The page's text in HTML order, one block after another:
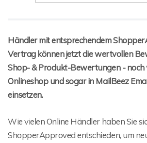
Händler mit entsprechendem
Vertrag können jetzt die wertvollen
Shop- & Produkt-Bewertungen - noch
Onlineshop und sogar in MailBeez
einsetzen.
Wie vielen Online Händler haben Sie
ShopperApproved entschieden, um